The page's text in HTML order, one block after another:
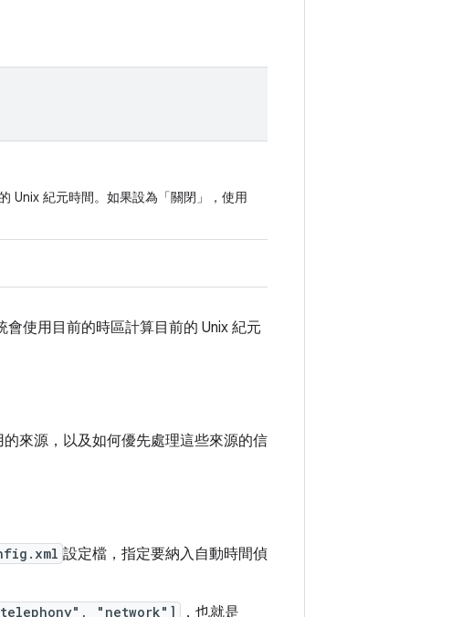
Unix 紀元時間。如果設為「關閉」
，使用
使用目前的時區計算目前的 Unix 紀元
來源，以及如何優先處理這些來源的信
設定檔，指定要納入自動時間偵
"network"] ，也就是